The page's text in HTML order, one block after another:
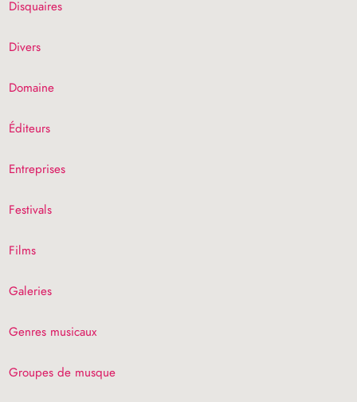
Disquaires
Divers
Domaine
Éditeurs
Entreprises
Festivals
Films
Galeries
Genres musicaux
Groupes de musque